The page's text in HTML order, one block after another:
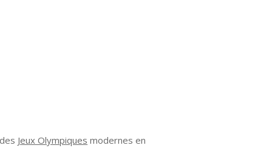
Jeux Olympiques modernes en